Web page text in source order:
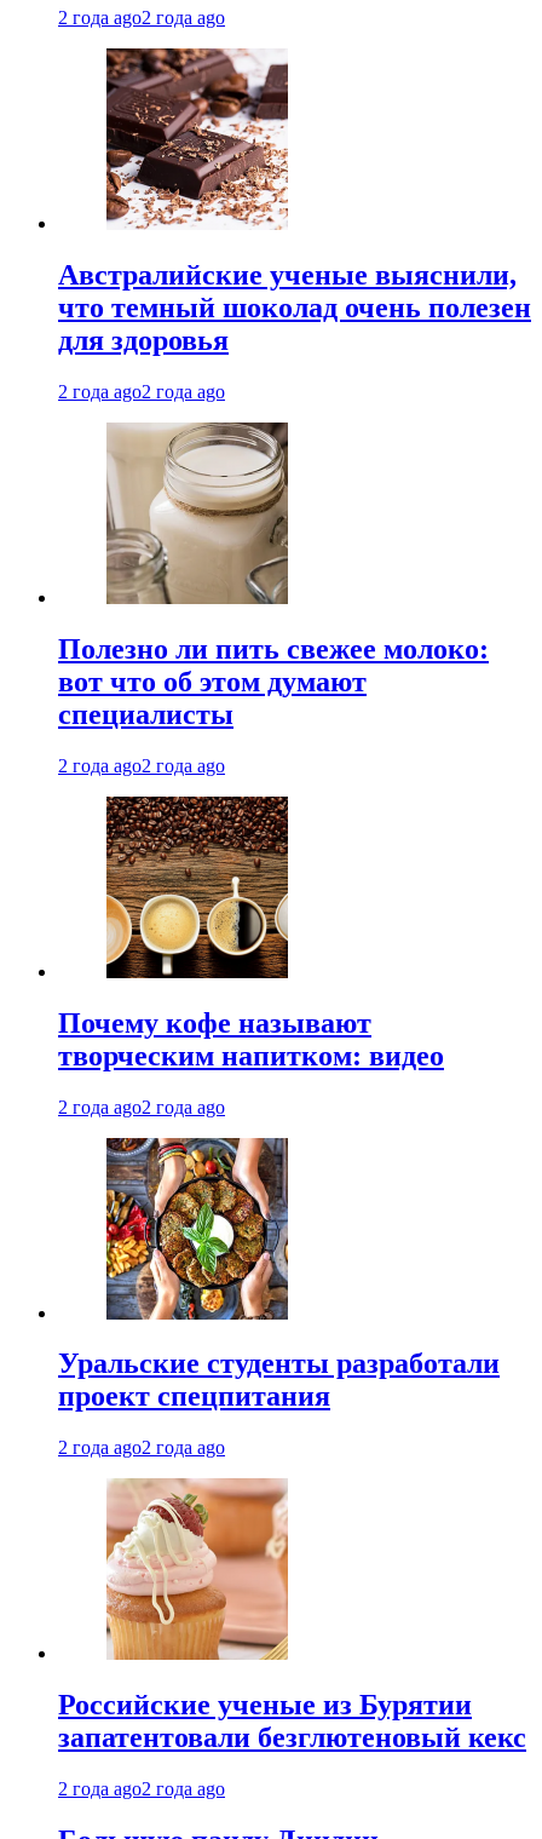
2 года ago2 года ago
Австралийские ученые выяснили,
что темный шоколад очень полезен
для здоровья
2 года ago2 года ago
Полезно ли пить свежее молоко:
вот что об этом думают
специалисты
2 года ago2 года ago
Почему кофе называют
творческим напитком: видео
2 года ago2 года ago
Уральские студенты разработали
проект спецпитания
2 года ago2 года ago
Российские ученые из Бурятии
запатентовали безглютеновый кекс
2 года ago2 года ago